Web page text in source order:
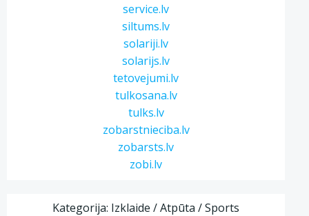
service.lv
siltums.lv
solariji.lv
solarijs.lv
tetovejumi.lv
tulkosana.lv
tulks.lv
zobarstnieciba.lv
zobarsts.lv
zobi.lv
Kategorija: Izklaide / Atpūta / Sports